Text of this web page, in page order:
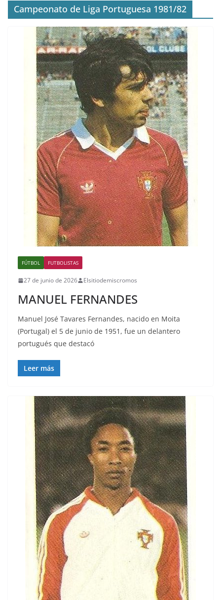
Campeonato de Liga Portuguesa 1981/82
FÚTBOL FUTBOLISTAS
27 de junio de 2026 Elsitiodemiscromos
MANUEL FERNANDES
Manuel José Tavares Fernandes, nacido en Moita
(Portugal) el 5 de junio de 1951, fue un delantero
portugués que destacó
Leer más